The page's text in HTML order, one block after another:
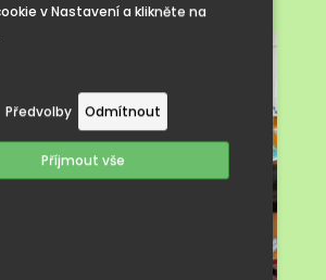
v Nastavení a klikněte na
Předvolby Odmítnout
Příjmout vše